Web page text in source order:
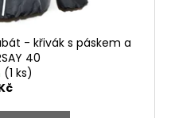
- křivák s páskem a
40
(1 ks)